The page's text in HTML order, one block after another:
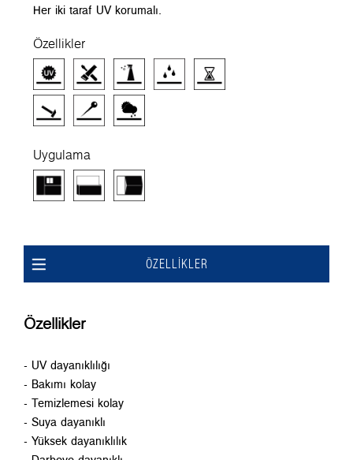
Her iki taraf UV korumalı.
Özellikler
Uygulama
ÖZELLIKLER
Özellikler
- UV dayanıklılığı
- Bakımı kolay
- Temizlemesi kolay
- Suya dayanıklı
- Yüksek dayanıklılık